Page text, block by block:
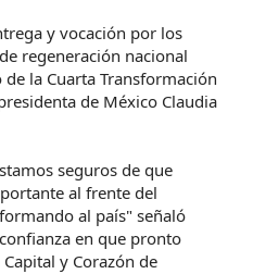
y vocación por los
regeneración nacional
la Cuarta Transformación
de México Claudia
seguros de que
al frente del
al país" señaló
en que pronto
y Corazón de